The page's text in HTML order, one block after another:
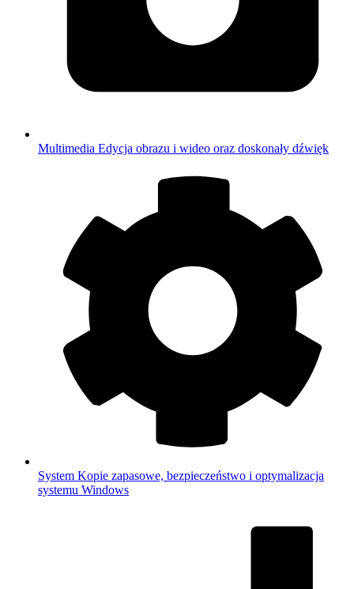
Multimedia Edycja obrazu i wideo oraz doskonały dźwięk
System Kopie zapasowe, bezpieczeństwo i optymalizacja
systemu Windows